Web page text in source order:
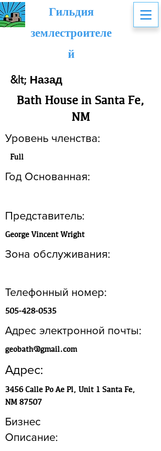
Гильдия
землестроителе
й
&lt; Назад
Bath House in Santa Fe,
NM
Уровень членства:
Full
Год Основанная:
Представитель:
George Vincent Wright
Зона обслуживания:
Телефонный номер:
505-428-0535
Адрес электронной почты:
geobath@gmail.com
Адрес:
3456 Calle Po Ae Pl, Unit 1 Santa Fe,
NM 87507
Бизнес
Описание: